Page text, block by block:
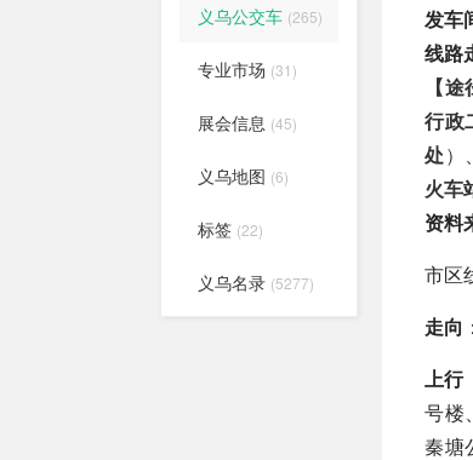
义乌公交车 (265)
专业市场 (31)
展会信息 (45)
义乌地图 (6)
标签 (22)
义乌名录 (5277)
发车
线路
【
行政
处）、
火车
资料
市区
走向
上行
号楼
秦塘